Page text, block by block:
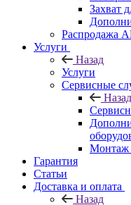
Захват
Распродажа
Услуги
Назад
Услуги
Сервисные
Назад
Гарантия
Статьи
Доставка и оплата
Назад